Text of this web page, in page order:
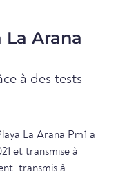
Arana
à des tests
La Arana Pm1 a
et transmise à
transmis à